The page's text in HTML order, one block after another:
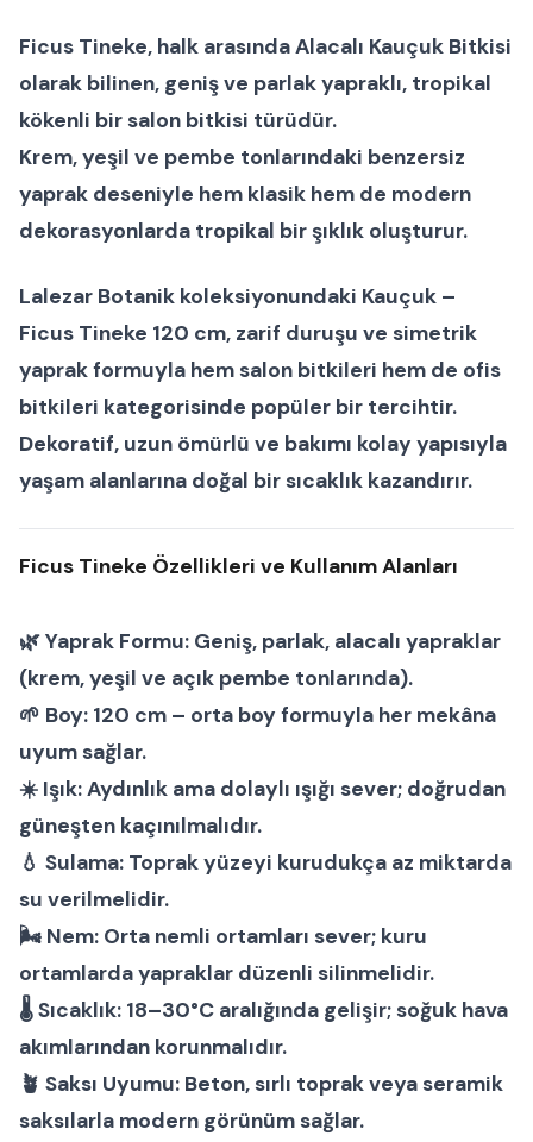
Ficus Tineke, halk arasındaAlacalı Kauçuk Bitkisi
olarak bilinen, geniş ve parlak yapraklı, tropikal
kökenli birsalon bitkisi türüdür.
Krem, yeşil ve pembe tonlarındaki benzersiz
yaprak deseniyle hem klasik hem de modern
dekorasyonlarda tropikal bir şıklık oluşturur.
Lalezar Botanik koleksiyonundaki Kauçuk –
Ficus Tineke 120 cm, zarif duruşu ve simetrik
yaprak formuyla hemsalon bitkileri hem de ofis
bitkileri kategorisinde popüler bir tercihtir.
Dekoratif, uzun ömürlü ve bakımı kolay yapısıyla
yaşam alanlarına doğal bir sıcaklık kazandırır.
Ficus Tineke Özellikleri ve Kullanım Alanları
🌿Yaprak Formu: Geniş, parlak, alacalı yapraklar
(krem, yeşil ve açık pembe tonlarında).
🌱 Boy: 120 cm – orta boy formuyla her mekâna
uyum sağlar.
☀️ Işık:Aydınlık ama dolaylı ışığı sever; doğrudan
güneşten kaçınılmalıdır.
💧 Sulama: Toprak yüzeyi kurudukça az miktarda
su verilmelidir.
🌬 Nem: Orta nemli ortamları sever; kuru
ortamlarda yapraklar düzenli silinmelidir.
🌡Sıcaklık: 18–30°C aralığında gelişir; soğuk hava
akımlarından korunmalıdır.
🪴 Saksı Uyumu: Beton, sırlı toprak veya seramik
saksılarla modern görünüm sağlar.